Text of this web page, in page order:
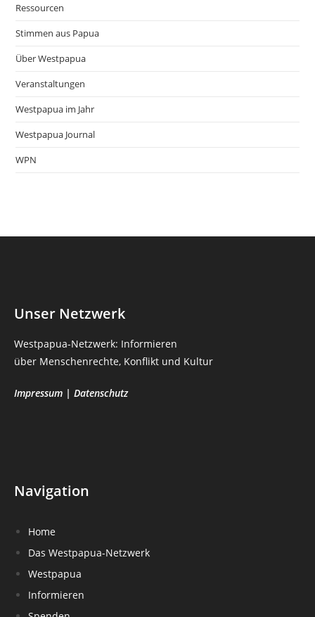
Ressourcen
Stimmen aus Papua
Über Westpapua
Veranstaltungen
Westpapua im Jahr
Westpapua Journal
WPN
Unser Netzwerk
Westpapua-Netzwerk: Informieren
über Menschenrechte, Konflikt und Kultur
Impressum | Datenschutz
Navigation
Home
Das Westpapua-Netzwerk
Westpapua
Informieren